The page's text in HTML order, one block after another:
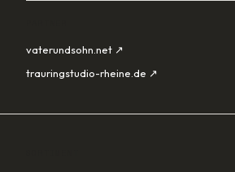
vaterundsohn.net ↗
trauringstudio-rheine.de ↗